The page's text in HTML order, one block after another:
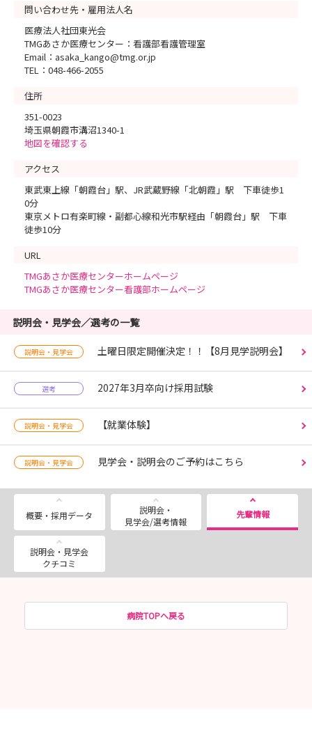
問い合わせ先・雇用法人名
医療法人社団東光会
TMGあさか医療センター：看護部看護管理室
Email：asaka_kango@tmg.or.jp
TEL：048-466-2055
住所
351-0023
埼玉県朝霞市溝沼1340-1
地図を確認する
アクセス
東武東上線「朝霞台」駅、JR武蔵野線「北朝霞」駅 下車徒歩1
0分
東京メトロ有楽町線・副都心線和光市駅経由「朝霞台」駅 下車
徒歩10分
URL
TMGあさか医療センターホームページ
TMGあさか医療センター看護部ホームページ
説明会・見学会／選考の一覧
説明会・見学会 土曜日限定開催決定！！【8月見学説明会】
選考 2027年3月卒向け採用試験
説明会・見学会 【就業体験】
説明会・見学会 見学会・説明会のご予約はこちら
概要・採用データ
説明会・
見学会/選考情報
先輩情報
説明会・見学会
クチコミ
病院TOPへ戻る